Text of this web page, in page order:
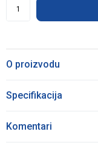
O proizvodu
Specifikacija
Komentari